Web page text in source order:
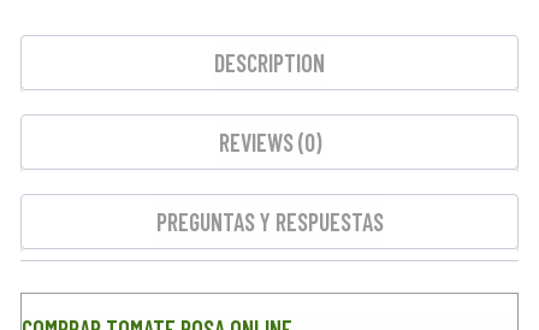
DESCRIPTION
REVIEWS (0)
PREGUNTAS Y RESPUESTAS